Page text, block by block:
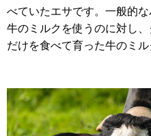
べていたエサです。 一般的
牛のミルクを使うのに対し
だけを食べて育った牛のミル